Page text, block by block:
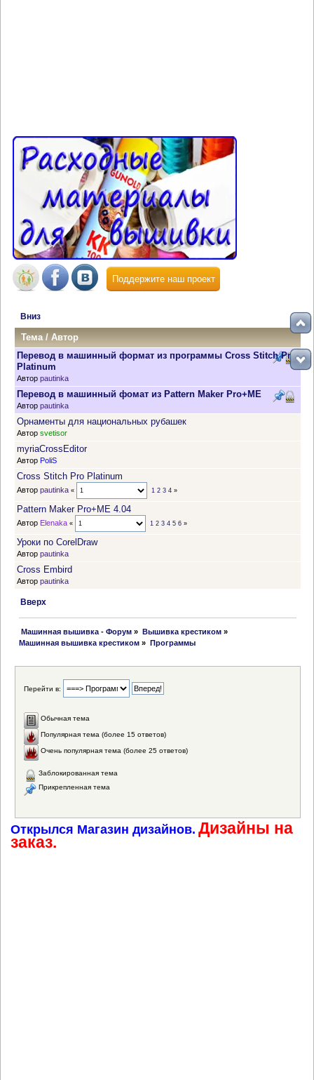
Поддержите наш проект
Вниз
Тема/Автор
Перевод в машинный формат из программы Cross Stitch Pro
Platinum
Автор pautinka
Перевод в машинный фомат из Pattern Maker Pro+ME
Автор pautinka
Орнаменты для национальных рубашек
Автор svetisor
myriaCrossEditor
Автор PoliS
Cross Stitch Pro Platinum
Автор pautinka « 1 2 3 4»
Pattern Maker Pro+ME 4.04
Автор Elenaka « 1 2 3 4 5 6»
Уроки по CorelDraw
Автор pautinka
Cross Embird
Автор pautinka
Вверх
Машинная вышивка - Форум » Вышивка крестиком»
Машинная вышивка крестиком » Программы
Перейти в:
Обычная тема
Популярная тема (более 15 ответов)
Очень популярная тема (более 25 ответов)
Заблокированная тема
Прикрепленная тема
Открылся Магазин дизайнов. Дизайны на
заказ.